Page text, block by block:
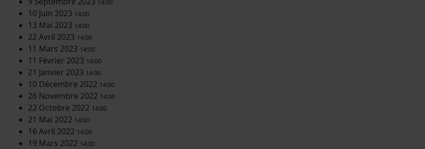
14:00
10 Juin 2023 14:00
13 Mai 2023 14:00
22 Avril 2023 14:00
11 Mars 2023 14:00
11 Février 2023 14:00
21 Janvier 2023 14:00
10 Décembre 2022 14:00
26 Novembre 2022 14:00
22 Octobre 2022 14:00
21 Mai 2022 14:00
16 Avril 2022 14:00
19 Mars 2022 14:00